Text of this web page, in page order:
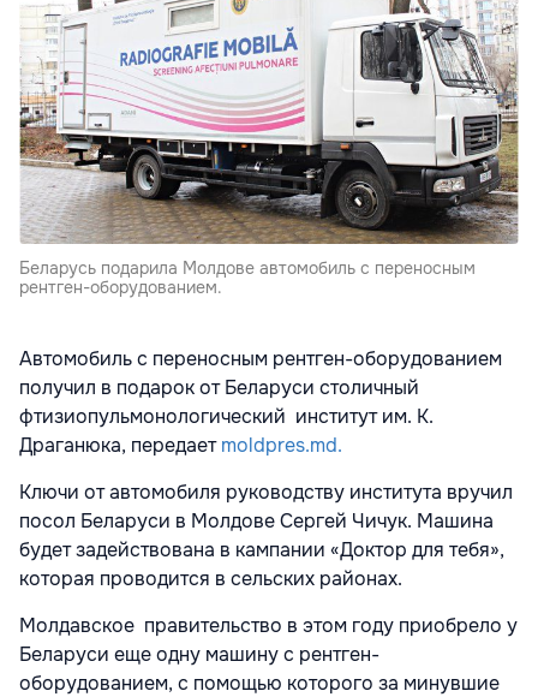
Беларусь подарила Молдове автомобиль с переносным
рентген-оборудованием.
Автомобиль с переносным рентген-оборудованием
получил в подарок от Беларуси столичный
фтизиопульмонологический институт им. К.
Драганюка, передаетmoldpres.md.
Ключи от автомобиля руководству института вручил
посол Беларуси в Молдове Сергей Чичук. Машина
будет задействована в кампании «Доктор для тебя»,
которая проводится в сельских районах.
Молдавское правительство в этом году приобрело у
Беларуси еще одну машину с рентген-
оборудованием, с помощью которого за минувшие